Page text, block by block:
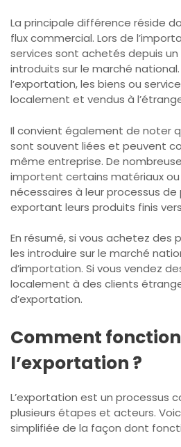
La principale différence réside
flux commercial. Lors de
services sont achetés depuis
introduits sur le marché
l’exportation, les biens ou
localement et vendus à
Il convient également de noter
sont souvent liées et peuvent
même entreprise. De
importent certains matériaux
nécessaires à leur processus
exportant leurs produits finis
En résumé, si vous achetez des
les introduire sur le marché
d’importation. Si vous vendez
localement à des clients
d’exportation.
Comment
l’exportation ?
L’exportation est un processus
plusieurs étapes et acteurs.
simplifiée de la façon dont